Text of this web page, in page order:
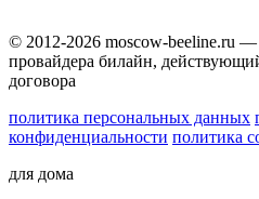
© 2012-2026 moscow-beeline.ru
провайдера билайн,
договора
политика персональных данных
конфиденциальности политика
для дома